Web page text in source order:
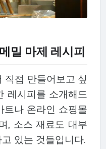
밀 마제 레시피
직접 만들어보고 싶
레시피를 소개해드
트나 온라인 쇼핑몰
, 소스 재료도 대부
있는 것들입니다.